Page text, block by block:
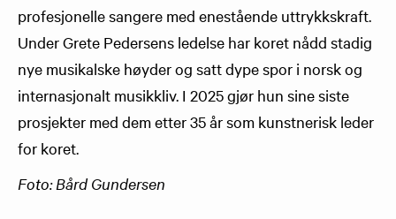
profesjonelle sangere med enestående uttrykkskraft.
Under Grete Pedersens ledelse har koret nådd stadig
nye musikalske høyder og satt dype spor i norsk og
internasjonalt musikkliv. I 2025 gjør hun sine siste
prosjekter med dem etter 35 år som kunstnerisk leder
for koret.
Foto:Bård Gundersen